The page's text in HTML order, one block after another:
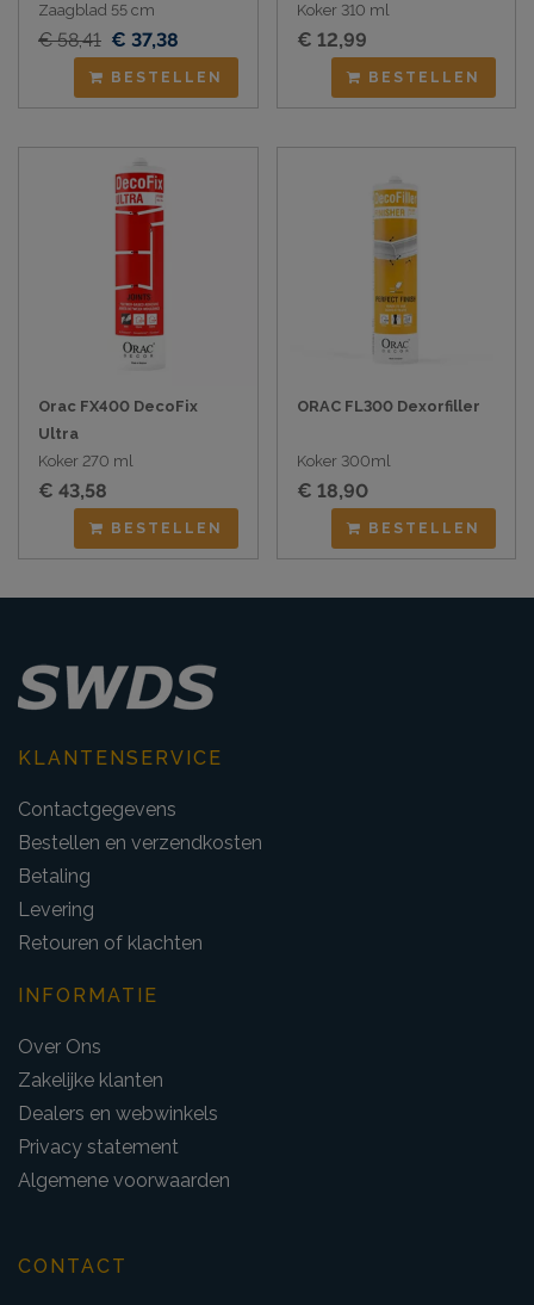
Zaagblad 55 cm
€ 58,41 € 37,38
BESTELLEN
Koker 310 ml
€ 12,99
BESTELLEN
Orac FX400 DecoFix
Ultra
Koker 270 ml
€ 43,58
BESTELLEN
ORAC FL300 Dexorfiller
Koker 300ml
€ 18,90
BESTELLEN
KLANTENSERVICE
Contactgegevens
Bestellen en verzendkosten
Betaling
Levering
Retouren of klachten
INFORMATIE
Over Ons
Zakelijke klanten
Dealers en webwinkels
Privacy statement
Algemene voorwaarden
CONTACT